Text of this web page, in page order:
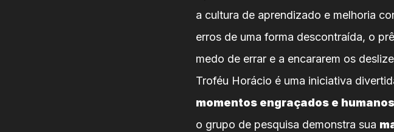
a cultura de aprendizado e melhoria
erros de uma forma descontraída, o
medo de errar e a encararem os
Troféu Horácio é uma iniciativa
momentos engraçados e
o grupo de pesquisa demonstra sua